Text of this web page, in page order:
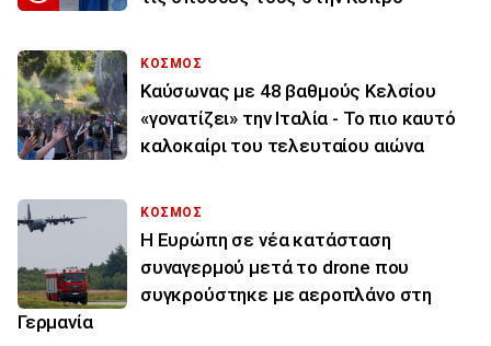
ΚΟΣΜΟΣ
Καύσωνας με 48 βαθμούς Κελσίου
«γονατίζει» την Ιταλία - Το πιο καυτό
καλοκαίρι του τελευταίου αιώνα
ΚΟΣΜΟΣ
Η Ευρώπη σε νέα κατάσταση
συναγερμού μετά το drone που
συγκρούστηκε με αεροπλάνο στη
Γερμανία